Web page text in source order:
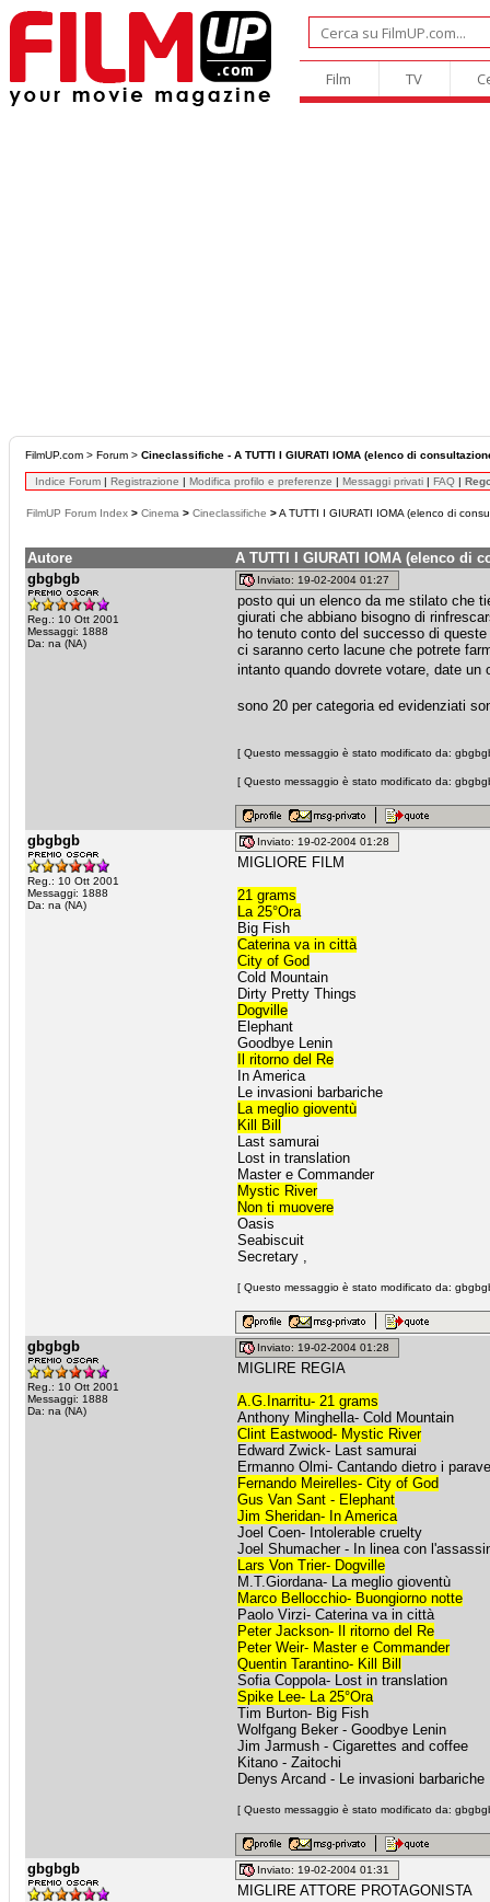
Film TV
FilmUP.com > Forum > Cineclassifiche - A TUTTI I GIURATI IOMA (elenco di
Indice Forum | Registrazione | Modifica profilo e preferenze | Messaggi privati | FAQ |
FilmUP Forum Index > Cinema > Cineclassifiche >A TUTTI I GIURATI IOMA (elenco di
Autore
A TUTTI I GIURATI IOMA (elenco di
gbgbgb
Reg.: 10 Ott 2001
Messaggi: 1888
Da: na (NA)
Inviato: 19-02-2004 01:27
posto qui un elenco da me stilato che
giurati che abbiano bisogno di
ho tenuto conto del successo di
ci saranno certo lacune che potrete
intanto quando dovrete votare, date
sono 20 per categoria ed evidenziati
[ Questo messaggio è stato modificato da:
[ Questo messaggio è stato modificato da:
gbgbgb
Reg.: 10 Ott 2001
Messaggi: 1888
Da: na (NA)
Inviato: 19-02-2004 01:28
MIGLIORE FILM
21 grams
La 25°Ora
Big Fish
Caterina va in città
City of God
Cold Mountain
Dirty Pretty Things
Dogville
Elephant
Goodbye Lenin
Il ritorno del Re
In America
Le invasioni barbariche
La meglio gioventù
Kill Bill
Last samurai
Lost in translation
Master e Commander
Mystic River
Non ti muovere
Oasis
Seabiscuit
Secretary ,
[ Questo messaggio è stato modificato da:
gbgbgb
Reg.: 10 Ott 2001
Messaggi: 1888
Da: na (NA)
Inviato: 19-02-2004 01:28
MIGLIRE REGIA
A.G.Inarritu- 21 grams
Anthony Minghella- Cold Mountain
Clint Eastwood- Mystic River
Edward Zwick- Last samurai
Ermanno Olmi- Cantando dietro i
Fernando Meirelles- City of God
Gus Van Sant - Elephant
Jim Sheridan- In America
Joel Coen- Intolerable cruelty
Joel Shumacher - In linea con
Lars Von Trier- Dogville
M.T.Giordana- La meglio gioventù
Marco Bellocchio- Buongiorno notte
Paolo Virzi- Caterina va in città
Peter Jackson- Il ritorno del Re
Peter Weir- Master e Commander
Quentin Tarantino- Kill Bill
Sofia Coppola- Lost in translation
Spike Lee- La 25°Ora
Tim Burton- Big Fish
Wolfgang Beker - Goodbye Lenin
Jim Jarmush - Cigarettes and coffee
Kitano - Zaitochi
Denys Arcand - Le invasioni barbariche
[ Questo messaggio è stato modificato da:
gbgbgb Inviato: 19-02-2004 01:31
MIGLIRE ATTORE PROTAGONISTA